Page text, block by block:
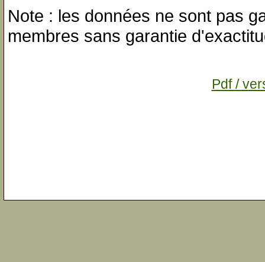
Note : les données ne sont pas
membres sans garantie
Pdf /